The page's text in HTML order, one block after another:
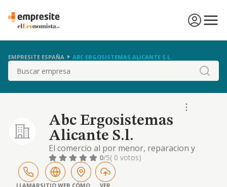
EMPRESITE ESPAÑA ABC ERGOSISTEMAS ALICANTE S.L.
Buscar
Abc Ergosistemas
Alicante S.l.
El comercio al por menor, reparacion y
mantenimiento de muebles de oficina,
maquinas, equipos de oficina, ordenadores y
equipos y programas de informatica.
0/5( 0 votos)
LLAMARSITIO WEB CÓMO
VER